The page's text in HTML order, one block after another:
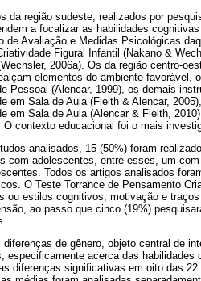
da região sudeste, realizados por
a focalizar as habilidades
de Avaliação e Medidas Psicológicas
Figural Infantil (Nakano &
2006a). Os da região centro-
elementos do ambiente favorável,
Pessoal (Alencar, 1999), os demais
em Sala de Aula (Fleith & Alencar,
em Sala de Aula (Alencar & Fleith,
O contexto educacional foi o mais
analisados, 15 (50%) foram
com adolescentes, entre esses, um
Todos os artigos analisados
O Teste Torrance de Pensamento
ou estilos cognitivos, motivação e
ao passo que cinco (19%)
diferenças de gênero, objeto central de
especificamente acerca das
diferenças significativas em oito das